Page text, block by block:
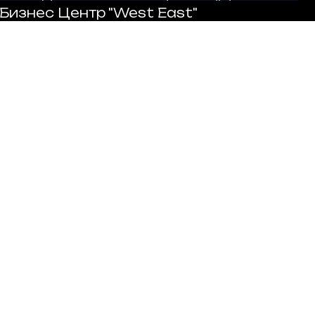
Центр "West East"